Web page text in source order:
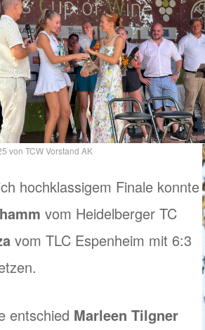
vonTCW Vorstand AK
hochklassigem Finale konnte
vom Heidelberger TC
vom TLC Espenheim mit 6:3
entschied Marleen Tilgner